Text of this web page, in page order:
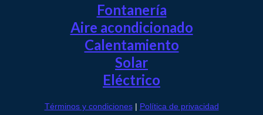
Fontanería
Aire acondicionado
Calentamiento
Solar
Eléctrico
Términos y condiciones| Política de privacidad